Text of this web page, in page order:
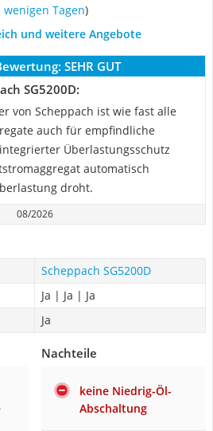
wenigen Tagen)
und weitere Angebote
SEHR GUT
SG5200D:
von Scheppach ist wie fast alle
auch für empfindliche
Überlastungsschutz
automatisch
droht.
08/2026
Scheppach SG5200D
Ja | Ja | Ja
Ja
Nachteile
keine Niedrig-Öl-
Abschaltung